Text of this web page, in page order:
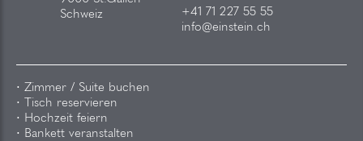
Schweiz
+41 71 227 55 55
info@einstein.ch
Zimmer / Suite buchen
Tisch reservieren
Hochzeit feiern
Bankett veranstalten